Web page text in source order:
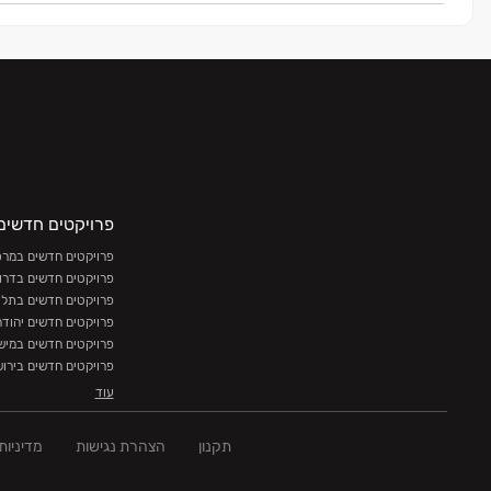
פרויקטים
פרויקטים חדשים
פרויקטים חדשים
פרויקטים חדשים
פרויקטים חדשים
פרויקטים חדשים
פרויקטים חדשים
פרויקטים חדשים
עוד
תקנון הצהרת נגישות